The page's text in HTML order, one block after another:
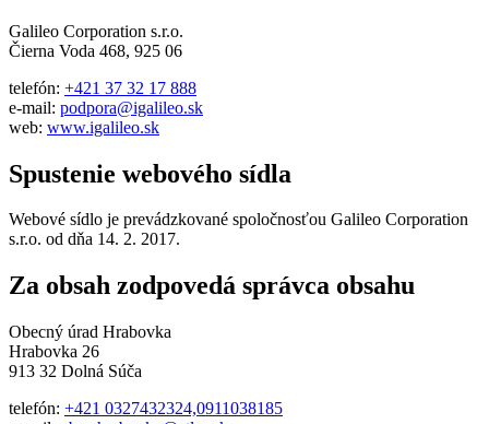
Galileo Corporation s.r.o.
Čierna Voda 468, 925 06
telefón: +421 37 32 17 888
e-mail: podpora@igalileo.sk
web: www.igalileo.sk
Spustenie webového sídla
Webové sídlo je prevádzkované spoločnosťou Galileo Corporation
s.r.o. od dňa 14. 2. 2017.
Za obsah zodpovedá správca obsahu
Obecný úrad Hrabovka
Hrabovka 26
913 32 Dolná Súča
telefón: +421 0327432324,0911038185